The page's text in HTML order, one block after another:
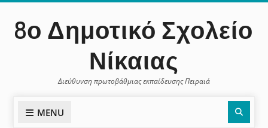
content
8ο Δημοτικό Σχολείο
Νίκαιας
Διεύθυνση πρωτοβάθμιας εκπαίδευσης Πειραιά
MENU